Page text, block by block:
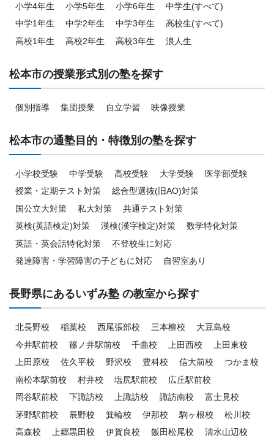
小学4年生
小学5年生 小学6年生
中学生(すべて)
中学1年生
中学2年生 中学3年生
高校生(すべて)
高校1年生
高校2年生 高校3年生 浪人生
松本市の授業形式別の塾を探す
個別指導 集団授業 自立学習 映像授業
松本市の通塾目的・特徴別の塾を探す
小学校受験 中学受験 高校受験 大学受験
医学部受験
授業・定期テスト対策
総合型選抜(旧AO)対策
国公立大対策
私大対策
共通テスト対策
英検(英語検定)対策
漢検(漢字検定)対策
数学特化対策
英語・英会話特化対策
不登校生に対応
発達障害・学習障害の子どもに対応
自習室あり
長野県にあるいずみ塾 の教室から探す
北長野校 稲葉校 西尾張部校 三本柳校
大豆島校
今井駅前校
篠ノ井駅前校 千曲校 上田西校
上田東校
上田原校
佐久平校 野沢校 豊科校 信大前校
つかま校
南松本駅前校
村井校 塩尻駅前校
広丘駅前校
岡谷駅前校
下諏訪校 上諏訪校 諏訪南校
富士見校
茅野駅前校
辰野校 箕輪校 伊那校 駒ヶ根校
松川校
高森校
上郷黒田校 伊賀良校 飯田松尾校 清水山辺校